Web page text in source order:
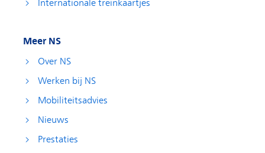
Internationale treinkaartjes
Meer NS
Over NS
Werken bij NS
Mobiliteitsadvies
Nieuws
Prestaties